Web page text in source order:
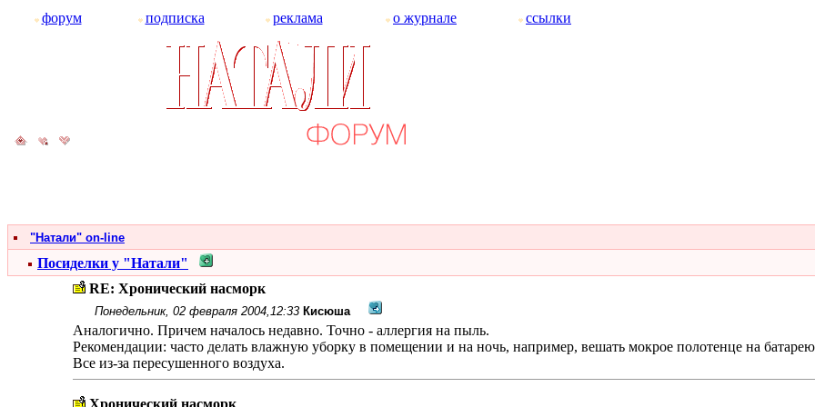
форум подписка реклама о журнале ссылки
"Натали" on-line
Посиделки у "Натали"
RE: Хронический насморк
Понедельник, 02 февраля 2004,12:33 Кисюша
Аналогично. Причем началось недавно. Точно - аллергия на пыль.
Рекомендации: часто делать влажную уборку в помещении и на ночь, например, вешать мокрое полотенце на
Все из-за пересушенного воздуха.
Хронический насморк